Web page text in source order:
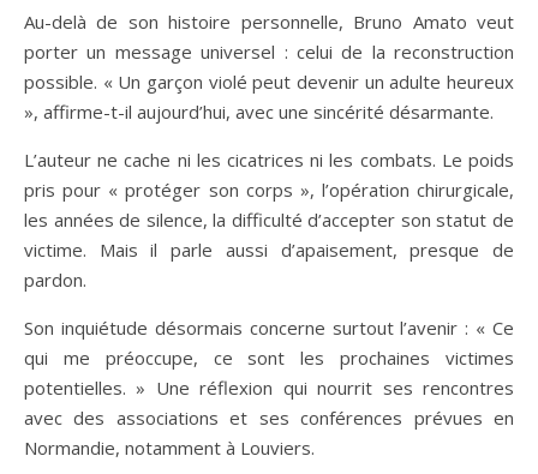
Au-delà de son histoire personnelle, Bruno Amato veut
porter un message universel : celui de la reconstruction
possible. « Un garçon violé peut devenir un adulte heureux
», affirme-t-il aujourd’hui, avec une sincérité désarmante.
L’auteur ne cache ni les cicatrices ni les combats. Le poids
pris pour « protéger son corps », l’opération chirurgicale,
les années de silence, la difficulté d’accepter son statut de
victime. Mais il parle aussi d’apaisement, presque de
pardon.
Son inquiétude désormais concerne surtout l’avenir : « Ce
qui me préoccupe, ce sont les prochaines victimes
potentielles. » Une réflexion qui nourrit ses rencontres
avec des associations et ses conférences prévues en
Normandie, notamment à Louviers.